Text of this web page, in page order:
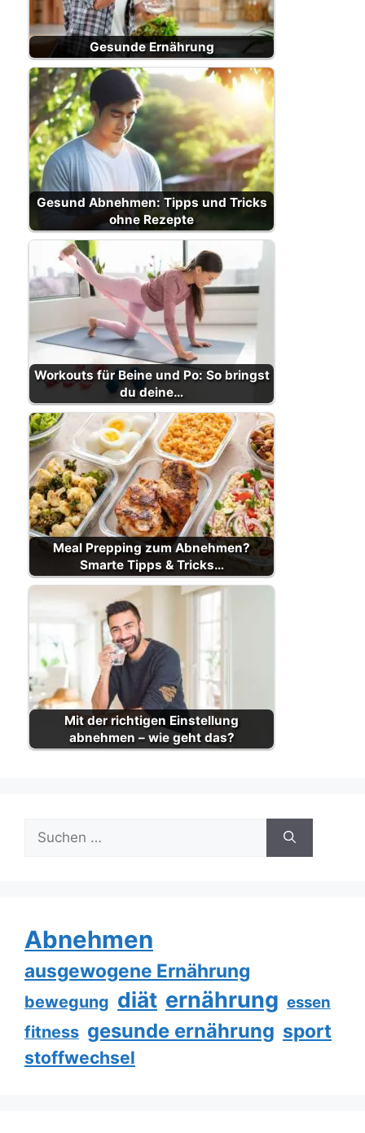
Gesunde Ernährung
Gesund Abnehmen: Tipps und Tricks
ohne Rezepte
Workouts für Beine und Po: So bringst
du deine…
Meal Prepping zum Abnehmen?
Smarte Tipps & Tricks…
Mit der richtigen Einstellung
abnehmen – wie geht das?
Suche
nach:
Abnehmen
ausgewogene Ernährung
bewegung diät ernährung essen
fitness gesunde ernährung sport
stoffwechsel